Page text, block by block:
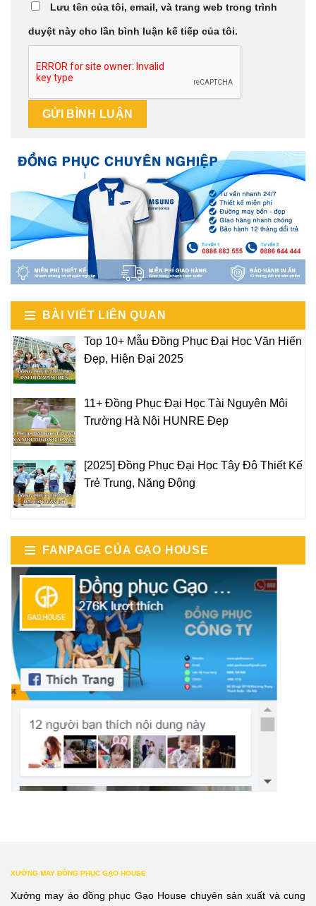
Lưu tên của tôi, email, và trang web trong trình
duyệt này cho lần bình luận kế tiếp của tôi.
BÀI VIẾT LIÊN QUAN
Top 10+ Mẫu Đồng Phục Đại Học Văn Hiến
Đẹp, Hiện Đại 2025
11+ Đồng Phục Đại Học Tài Nguyên Môi
Trường Hà Nội HUNRE Đẹp
[2025] Đồng Phục Đại Học Tây Đô Thiết Kế
Trẻ Trung, Năng Động
FANPAGE CỦA GẠO HOUSE
XƯỞNG MAY ĐỒNG PHỤC GẠO HOUSE
Xưởng may áo đồng phục Gạo House chuyên sản xuất và cung